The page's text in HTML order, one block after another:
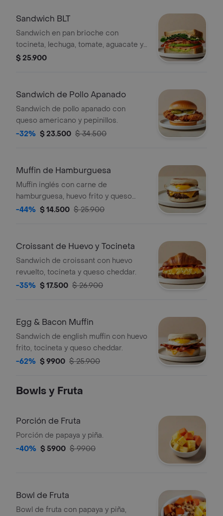
Sandwich BLT
Sandwich en pan brioche con
tocineta, lechuga, tomate, aguacate y
mayonesa picante.
$ 25.900
Sandwich de Pollo Apanado
Sandwich de pollo apanado con
queso americano y pepinillos.
-32% $ 23.500 $ 34.500
Muffin de Hamburguesa
Muffin inglés con carne de
hamburguesa, huevo frito y queso
cheddar.
-44% $ 14.500 $ 25.900
Croissant de Huevo y Tocineta
Sandwich de croissant con huevo
revuelto, tocineta y queso cheddar.
-35% $ 17.500 $ 26.900
Egg & Bacon Muffin
Sandwich de english muffin con huevo
frito, tocineta y queso cheddar.
-62% $ 9900 $ 25.900
Bowls y Fruta
Porción de Fruta
Porción de papaya y piña.
-40% $ 5900 $ 9900
Bowl de Fruta
Bowl de fruta con papaya y piña,